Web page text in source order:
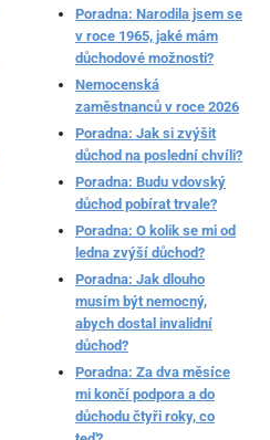
Poradna: Narodila jsem se
v roce 1965, jaké mám
důchodové možnosti?
Nemocenská
zaměstnanců v roce 2026
Poradna: Jak si zvýšit
důchod na poslední chvíli?
Poradna: Budu vdovský
důchod pobírat trvale?
Poradna: O kolik se mi od
ledna zvýší důchod?
Poradna: Jak dlouho
musím být nemocný,
abych dostal invalidní
důchod?
Poradna: Za dva měsíce
mi končí podpora a do
důchodu čtyři roky, co